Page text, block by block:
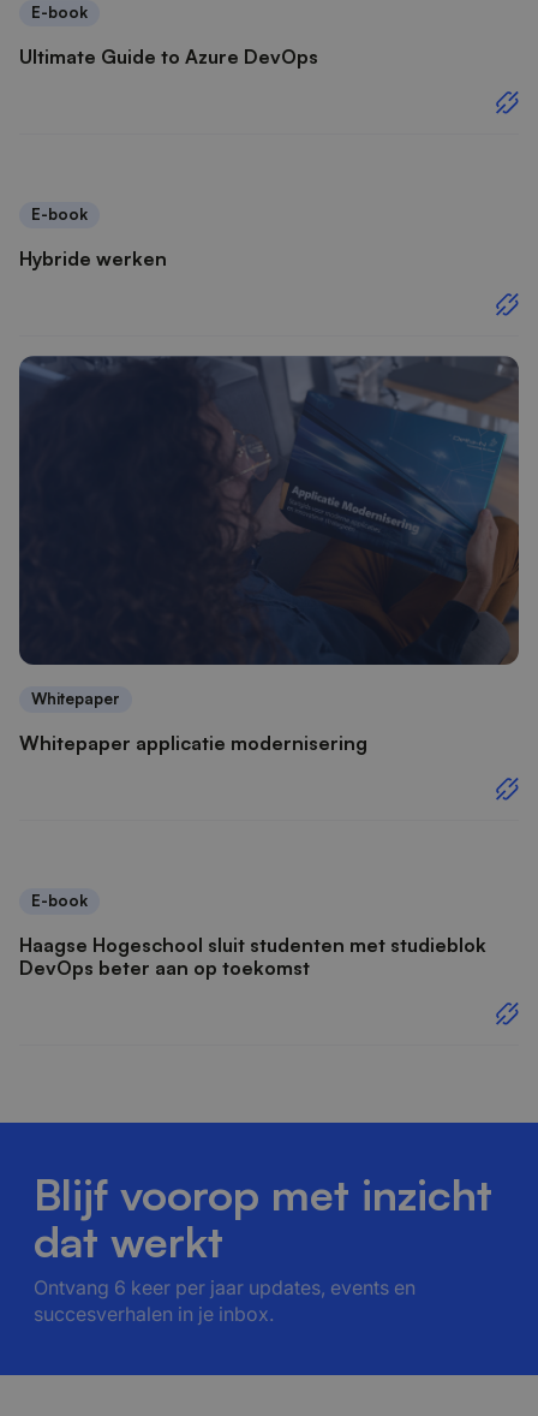
E-book
Ultimate Guide to Azure DevOps
E-book
Hybride werken
Whitepaper
Whitepaper applicatie modernisering
E-book
Haagse Hogeschool sluit studenten met studieblok
DevOps beter aan op toekomst
Blijf voorop met inzicht
dat werkt
Ontvang 6 keer per jaar updates, events en
succesverhalen in je inbox.